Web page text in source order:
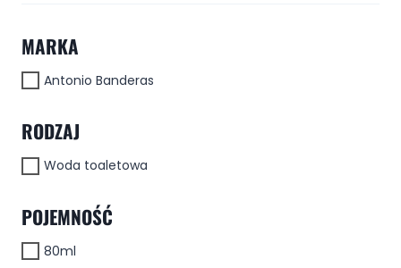
MARKA
Antonio Banderas
RODZAJ
Woda toaletowa
POJEMNOŚĆ
80ml